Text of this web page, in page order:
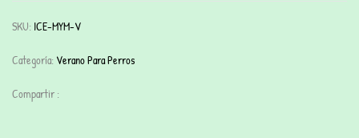
SKU: ICE-MYM-V
Categoría: Verano Para Perros
Compartir :